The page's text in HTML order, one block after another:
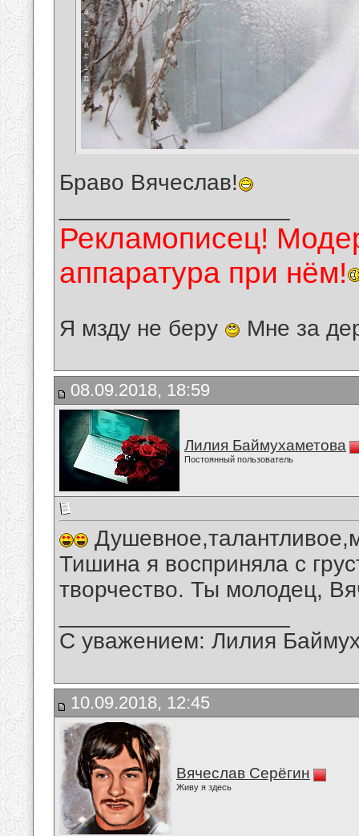
Браво Вячеслав!
Рекламописец!
аппаратура при нём!
Я мзду не беру Мне за
08.09.2018, 18:59
Лилия Баймухаметова
Постоянный пользователь
Тишина я восприняла с
творчество. Ты молодец,
С уважением: Лилия
10.09.2018, 12:45
Вячеслав Серёгин
Живу я здесь